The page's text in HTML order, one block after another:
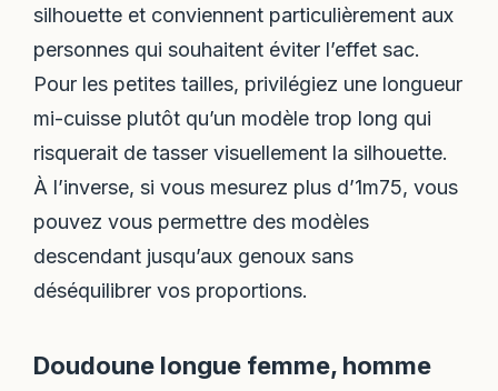
silhouette et conviennent particulièrement aux
personnes qui souhaitent éviter l’effet sac.
Pour les petites tailles, privilégiez une longueur
mi-cuisse plutôt qu’un modèle trop long qui
risquerait de tasser visuellement la silhouette.
À l’inverse, si vous mesurez plus d’1m75, vous
pouvez vous permettre des modèles
descendant jusqu’aux genoux sans
déséquilibrer vos proportions.
Doudoune longue femme, homme